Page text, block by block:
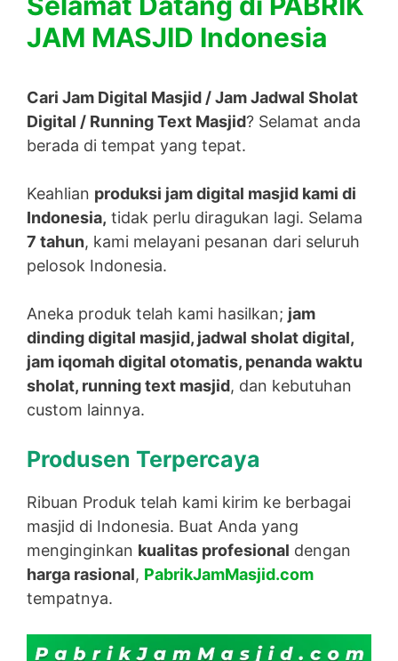
JAM MASJID Indonesia
Cari Jam Digital Masjid / Jam Jadwal Sholat
Digital / Running Text Masjid? Selamat anda
berada di tempat yang tepat.
Keahlian produksi jam digital masjid kami di
Indonesia, tidak perlu diragukan lagi. Selama
7 tahun, kami melayani pesanan dari seluruh
pelosok Indonesia.
Aneka produk telah kami hasilkan; jam
dinding digital masjid, jadwal sholat digital,
jam iqomah digital otomatis, penanda waktu
sholat, running text masjid, dan kebutuhan
custom lainnya.
Produsen Terpercaya
Ribuan Produk telah kami kirim ke berbagai
masjid di Indonesia. Buat Anda yang
menginginkan kualitas profesional dengan
harga rasional, PabrikJamMasjid.com
tempatnya.